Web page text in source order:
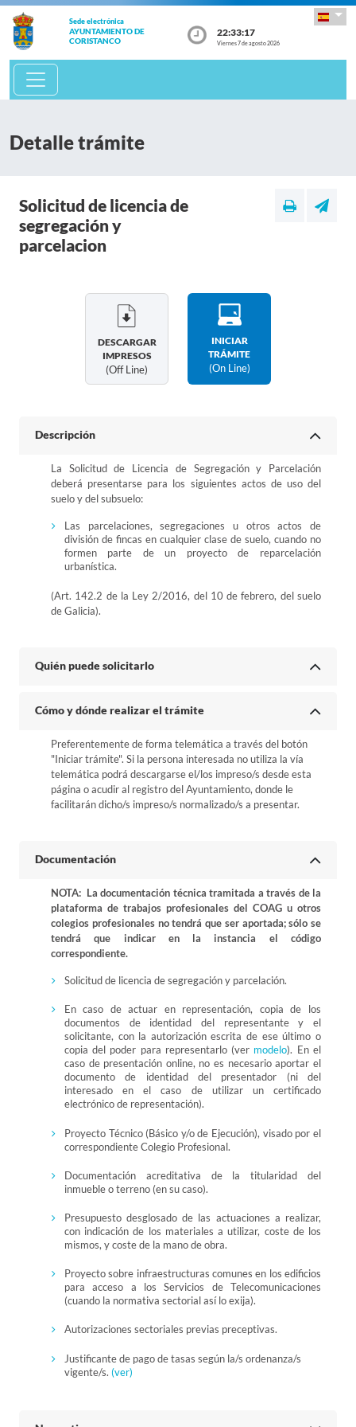
Sede electrónica
AYUNTAMIENTO DE
CORISTANCO
22:33:17
Viernes 7 de agosto 2026
Detalle trámite
Solicitud de licencia de
segregación y
parcelacion
DESCARGAR
IMPRESOS
(off Line)
INICIAR
TRÁMITE
(on Line)
Descripción
La Solicitud de Licencia de Segregación y Parcelación
deberá presentarse para los siguientes actos de uso del
suelo y del subsuelo:
Las parcelaciones, segregaciones u otros actos de
división de fincas en cualquier clase de suelo, cuando no
formen parte de un proyecto de reparcelación
urbanística.
(Art. 142.2 de la Ley 2/2016, del 10 de febrero, del suelo
de Galicia).
Quién puede solicitarlo
Cómo y dónde realizar el trámite
Preferentemente de forma telemática a través del botón
"Iniciar trámite". Si la persona interesada no utiliza la vía
telemática podrá descargarse el/los impreso/s desde esta
página o acudir al registro del Ayuntamiento, donde le
facilitarán dicho/s impreso/s normalizado/s a presentar.
Documentación
NOTA: La documentación técnica tramitada a través de la
plataforma de trabajos profesionales del COAG u otros
colegios profesionales no tendrá que ser aportada; sólo se
tendrá que indicar en la instancia el código
correspondiente.
Solicitud de licencia de segregación y parcelación.
En caso de actuar en representación, copia de los
documentos de identidad del representante y el
solicitante, con la autorización escrita de ese último o
copia del poder para representarlo (ver modelo). En el
caso de presentación online, no es necesario aportar el
documento de identidad del presentador (ni del
interesado en el caso de utilizar un certificado
electrónico de representación).
Proyecto Técnico (Básico y/o de Ejecución), visado por el
correspondiente Colegio Profesional.
Documentación acreditativa de la titularidad del
inmueble o terreno (en su caso).
Presupuesto desglosado de las actuaciones a realizar,
con indicación de los materiales a utilizar, coste de los
mismos, y coste de la mano de obra.
Proyecto sobre infraestructuras comunes en los edificios
para acceso a los Servicios de Telecomunicaciones
(cuando la normativa sectorial así lo exija).
Autorizaciones sectoriales previas preceptivas.
Justificante de pago de tasas según la/s ordenanza/s
vigente/s. (ver)